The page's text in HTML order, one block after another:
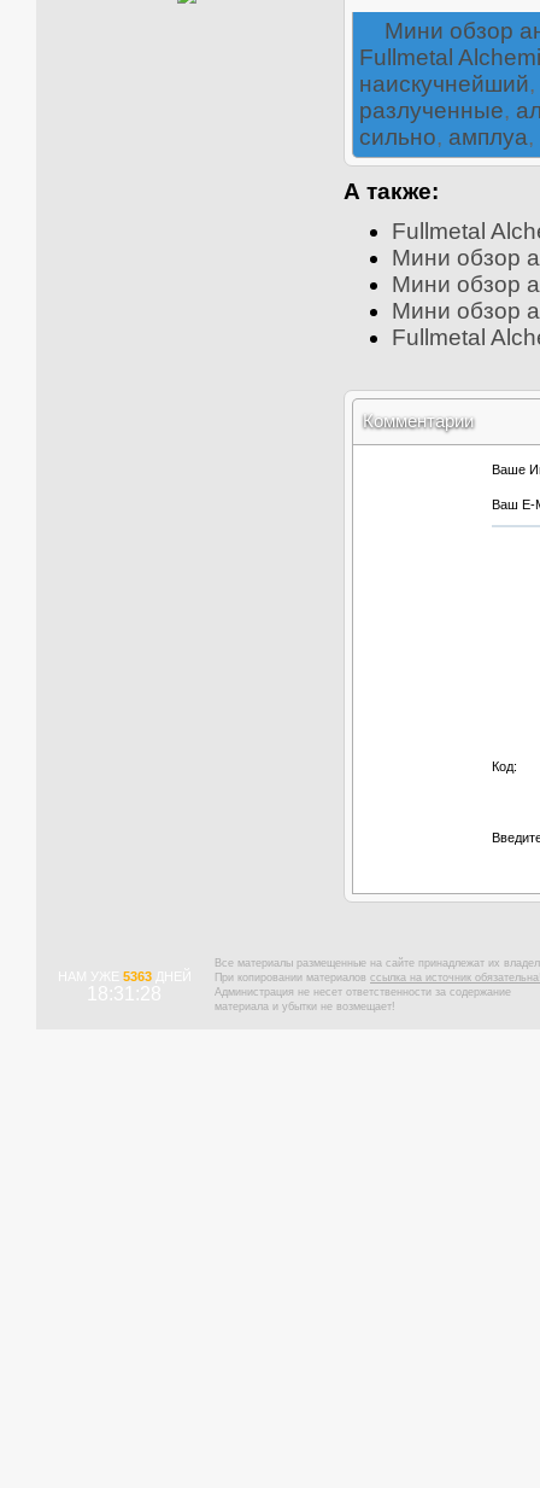
Мини обзор
Fullmetal
наискучнейший,
разлученные,
сильно, амплуа,
А также:
Fullmetal
Мини обзор
Мини обзор
Мини обзор
Fullmetal
Комментарии
Ваше
Ваш E-
Код:
НАМ УЖЕ 5363ДНЕЙ
18:31:28
Все материалы размещенные на сайте принадлежат их
При копировании материалов ссылка на источник
Администрация не несет ответственности за содержание
материала и убытки не возмещает!